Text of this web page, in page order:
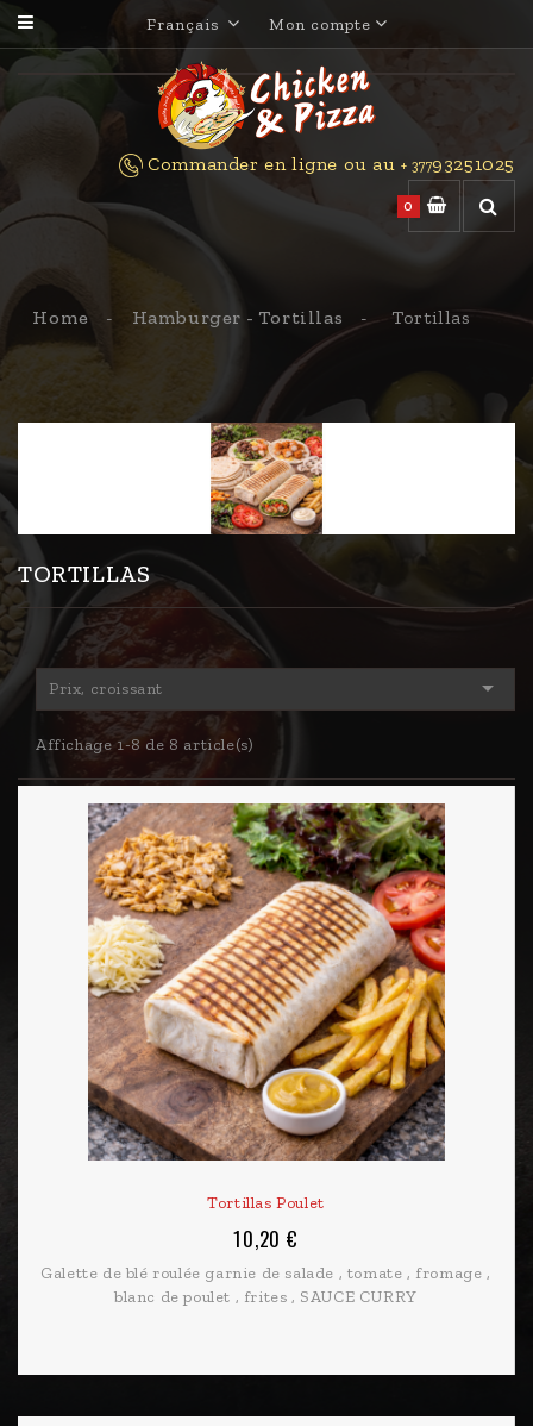
Français Mon compte
0
Commander en ligne ou au+ 37793251025
Home Hamburger - Tortillas Tortillas
TORTILLAS
Prix, croissant 
Affichage 1-8 de 8 article(s)
Tortillas Poulet
10,20 €
Galette de blé roulée garnie de salade , tomate , fromage ,
blanc de poulet , frites , SAUCE CURRY